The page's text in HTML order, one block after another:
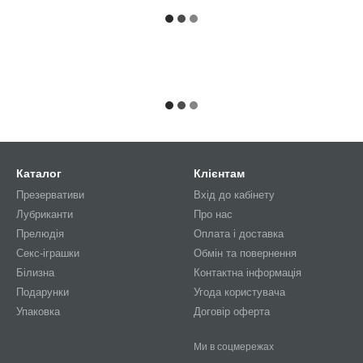
Каталог
Презервативи
Лубриканти
Прелюдія
Секс-іграшки
Білизна
Подарунки
Упаковка
Клієнтам
Вхід до кабінету
Про нас
Оплата і доставка
Обмін та повернення
Контактна інформація
Угода користувача
Договiр оферта
Ми в соцмережах